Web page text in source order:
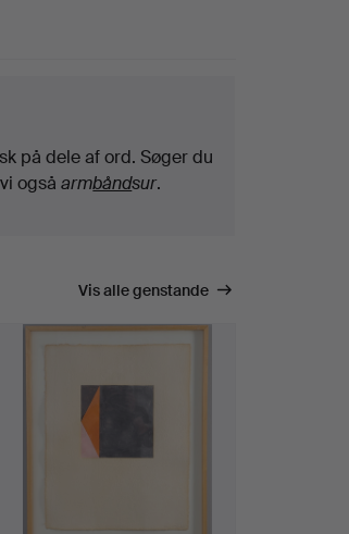
på dele af ord. Søger du
vi ogsåarmbåndsur.
Vis alle genstande